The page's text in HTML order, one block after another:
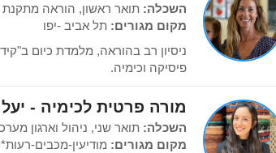
השכלה: תואר ראשון, הוראה
מקום מגורים: תל אביב -יפו
ניסיון רב בהוראה, מלמדת כיום
פיסיקה וכימיה.
מורה פרטית לכימיה -
השכלה: תואר שני, ניהול וארגון
מקום מגורים: מודיעין-מכבים-רעות*